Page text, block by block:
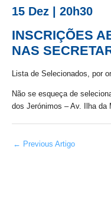
15 Dez | 20h30
INSCRIÇÕES
NAS
Lista de Selecionados, por
Não se esqueça de
dos Jerónimos – Av. Ilha da
← Previous Artigo